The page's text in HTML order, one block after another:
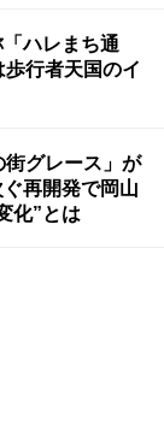
ハレまち通
行者天国のイ
街グレース」が
再開発で岡山
化”とは